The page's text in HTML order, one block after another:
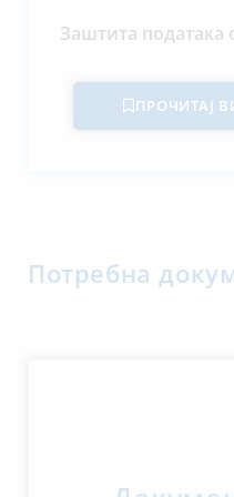
Заштита података
ПРОЧИТАЈ
Потребна